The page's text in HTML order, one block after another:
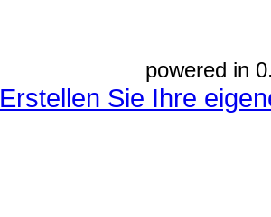
powered in
Erstellen Sie Ihre